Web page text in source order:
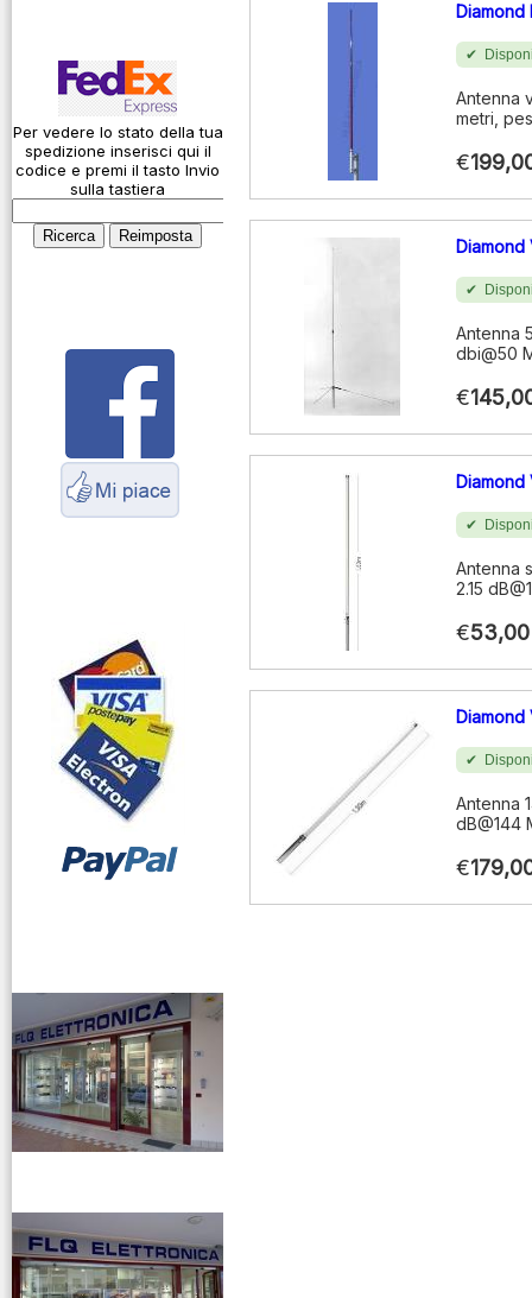
Codice Q
Come si usa un
cavo
Connessioni
microfoniche
Cosa è l' ADS-B
antenne e cavi
Servizio
Radioelettrico
Per vedere lo stato della tua
spedizione inserisci qui il
codice e premi il tasto Invio
sulla tastiera
Diamond
Antenna
metri,
€
Diamond
Antenna
dbi@50
€
Diamond
Antenna
2.15
€53,00
Antenna
dB@144
€